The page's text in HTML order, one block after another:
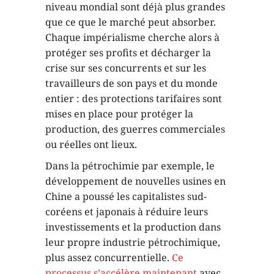
niveau mondial sont déjà plus grandes
que ce que le marché peut absorber.
Chaque impérialisme cherche alors à
protéger ses profits et décharger la
crise sur ses concurrents et sur les
travailleurs de son pays et du monde
entier : des protections tarifaires sont
mises en place pour protéger la
production, des guerres commerciales
ou réelles ont lieux.
Dans la pétrochimie par exemple, le
développement de nouvelles usines en
Chine a poussé les capitalistes sud-
coréens et japonais à réduire leurs
investissements et la production dans
leur propre industrie pétrochimique,
plus assez concurrentielle. Ce